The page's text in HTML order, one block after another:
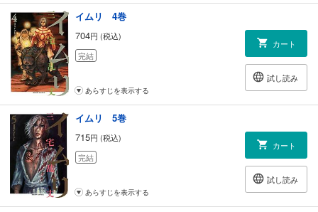
イムリ 4巻
704円 (税込)
完結
カート
試し読み
あらすじを表示する
イムリ 5巻
715円 (税込)
完結
カート
試し読み
あらすじを表示する